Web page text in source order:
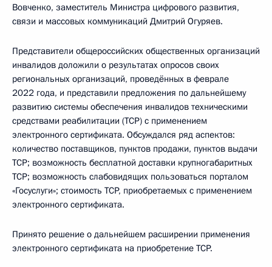
Вовченко, заместитель Министра цифрового развития,
связи и массовых коммуникаций Дмитрий Огуряев.
Представители общероссийских общественных организаций
инвалидов доложили о результатах опросов своих
региональных организаций, проведённых в феврале
2022 года, и представили предложения по дальнейшему
развитию системы обеспечения инвалидов техническими
средствами реабилитации (TCP) с применением
электронного сертификата. Обсуждался ряд аспектов:
количество поставщиков, пунктов продажи, пунктов выдачи
TCP; возможность бесплатной доставки крупногабаритных
TCP; возможность слабовидящих пользоваться порталом
«Госуслуги»; стоимость TCP, приобретаемых с применением
электронного сертификата.
Принято решение о дальнейшем расширении применения
электронного сертификата на приобретение TCP.